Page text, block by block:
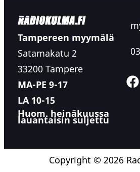
Tampereen myymälä
Satamakatu 2
33200 Tampere
MA-PE 9-17
LA 10-15
Huom. heinäkuussa
lauantaisin suljettu
Copyright © 2026